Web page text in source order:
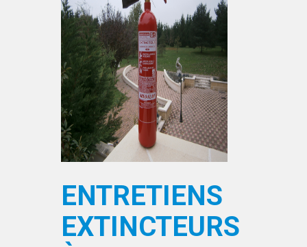
ENTRETIENS
EXTINCTEURS